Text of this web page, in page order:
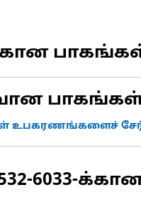
உபகரணங்களைச்
6033-